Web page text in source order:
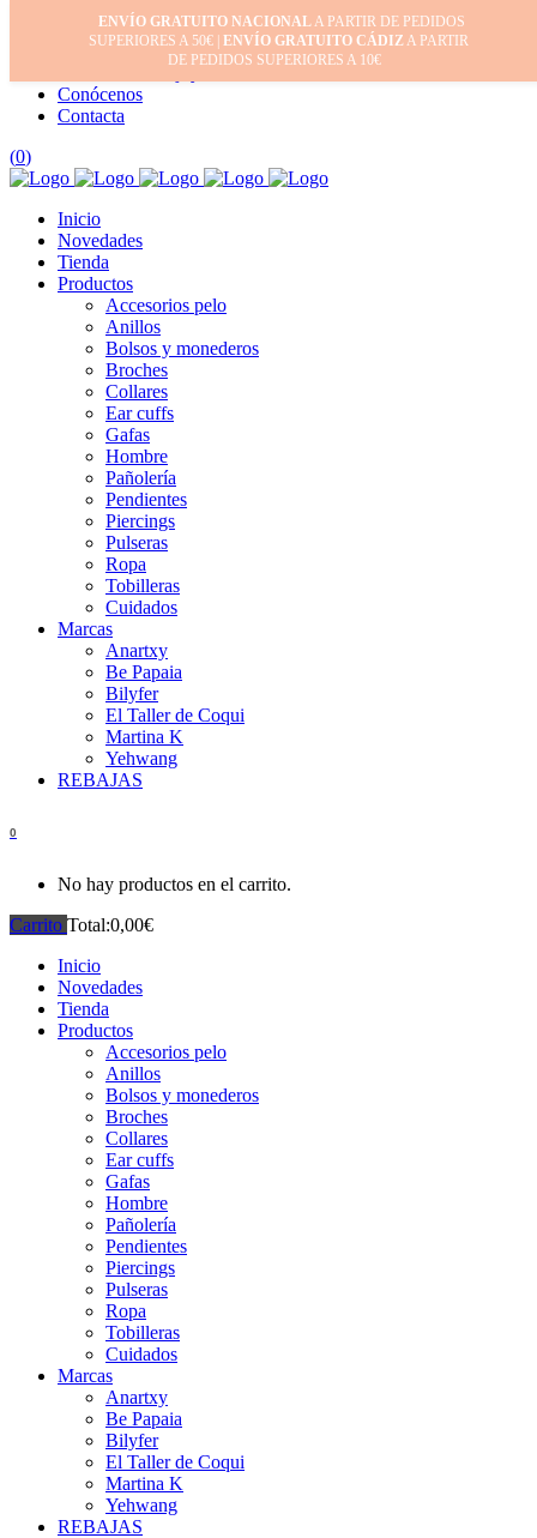
Inicio
Mi cuenta
Conócenos
Contacta
(0)
Inicio
Novedades
Tienda
Productos
Accesorios pelo
Anillos
Bolsos y monederos
Broches
Collares
Ear cuffs
Gafas
Hombre
Pañolería
Pendientes
Piercings
Pulseras
Ropa
Tobilleras
Cuidados
Marcas
Anartxy
Be Papaia
Bilyfer
El Taller de Coqui
Martina K
Yehwang
REBAJAS
0
No hay productos en el carrito.
Carrito Total:0,00€
Inicio
Novedades
Tienda
Productos
Accesorios pelo
Anillos
Bolsos y monederos
Broches
Collares
Ear cuffs
Gafas
Hombre
Pañolería
Pendientes
Piercings
Pulseras
Ropa
Tobilleras
Cuidados
Marcas
Anartxy
Be Papaia
Bilyfer
El Taller de Coqui
Martina K
Yehwang
REBAJAS
ENVÍO GRATUITO NACIONALA PARTIR DE PEDIDOS
SUPERIORES A 50€ | ENVÍO GRATUITO CÁDIZA PARTIR
DE PEDIDOS SUPERIORES A 10€